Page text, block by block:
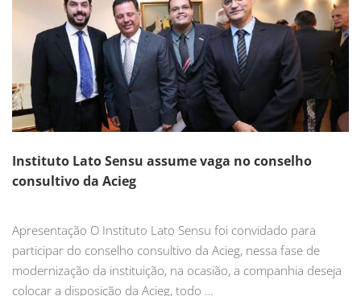
Instituto Lato Sensu assume vaga no conselho
consultivo da Acieg
Apresentação O Instituto Lato Sensu foi convidado para
participar do conselho consultivo da Acieg, nessa fase de
modernização da instituição, na ocasião, a companhia deseja
colocar a disposição da Acieg, todo …